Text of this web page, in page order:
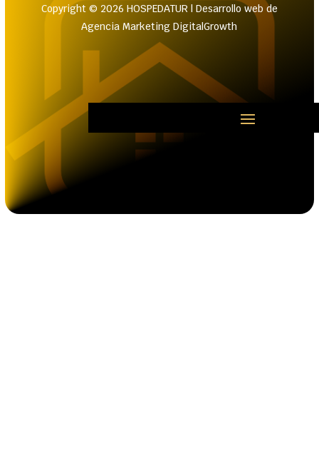
Copyright © 2026 HOSPEDATUR | Desarrollo web de
Agencia Marketing DigitalGrowth